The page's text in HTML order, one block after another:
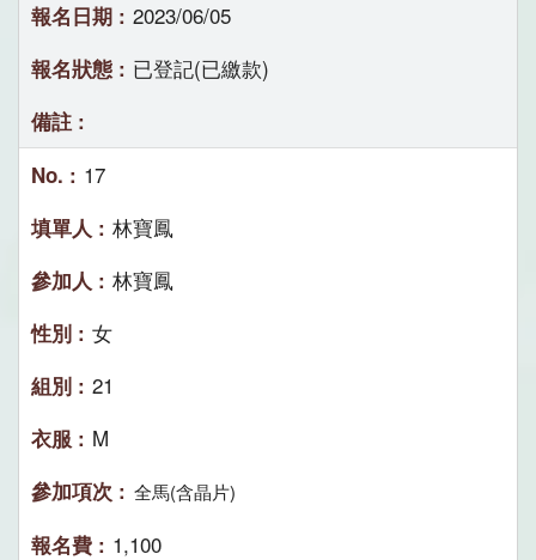
2023/06/05
已登記(已繳款)
17
林寶鳳
林寶鳳
女
21
M
全馬(含晶片)
1,100